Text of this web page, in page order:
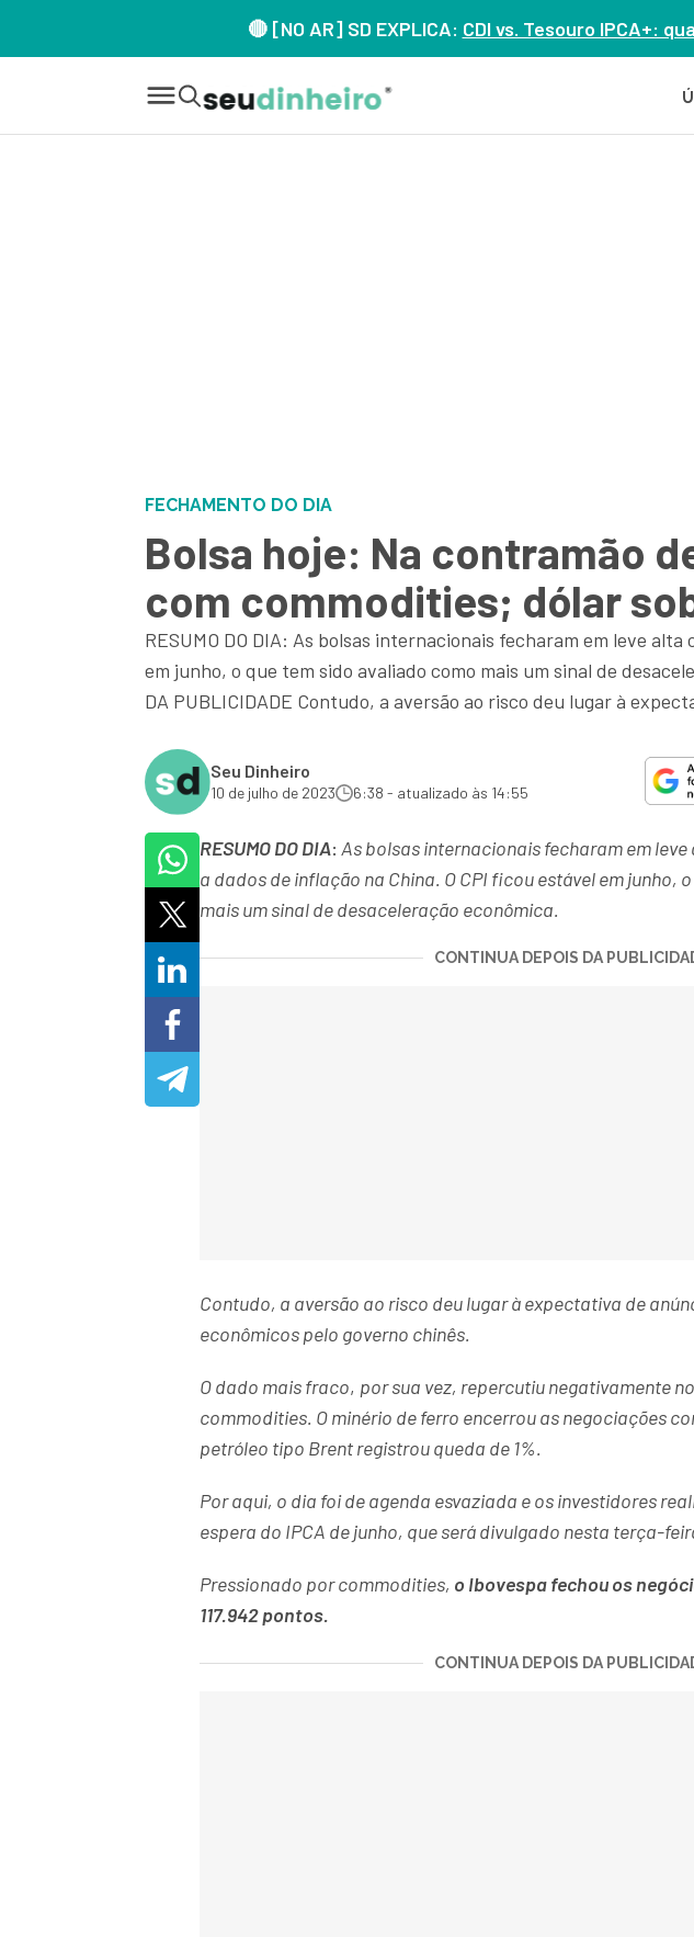
🔴 [NO AR] SD EXPLICA: CDI vs. Tesouro IPCA+:
FECHAMENTO DO DIA
Bolsa hoje: Na contramão
com commodities; dólar
RESUMO DO DIA: As bolsas internacionais fecharam em leve
em junho, o que tem sido avaliado como mais um sinal de
DA PUBLICIDADE Contudo, a aversão ao risco deu lugar à
Seu Dinheiro
10 de julho de 2023 6:38 - atualizado às 14:55
RESUMO DO DIA: As bolsas internacionais fecharam em
a dados de inflação na China. O CPI ficou estável em junho,
mais um sinal de desaceleração econômica.
CONTINUA DEPOIS DA
Contudo, a aversão ao risco deu lugar à expectativa de
econômicos pelo governo chinês.
O dado mais fraco, por sua vez, repercutiu negativamente
commodities. O minério de ferro encerrou as negociações
petróleo tipo Brent registrou queda de 1%.
Por aqui, o dia foi de agenda esvaziada e os investidores
espera do IPCA de junho, que será divulgado nesta terça-
Pressionado por commodities, o Ibovespa fechou os
117.942 pontos.
CONTINUA DEPOIS DA